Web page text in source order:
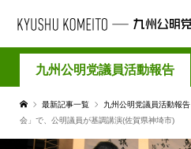
九州公明党議員活動報告
最新記事一覧 九州公明党議員活動報告
会」で、公明議員が基調講演(佐賀県神埼市)